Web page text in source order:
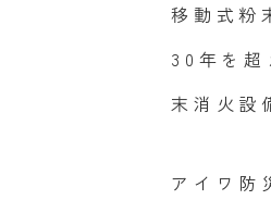
移動式粉
30年を
末消火設
アイワ防